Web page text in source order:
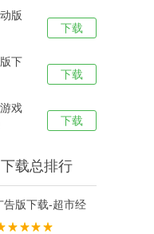
下载
版
告
下载
下
下载
戏
闹
版
下载总排行
告版下载-超市经
安卓版下载